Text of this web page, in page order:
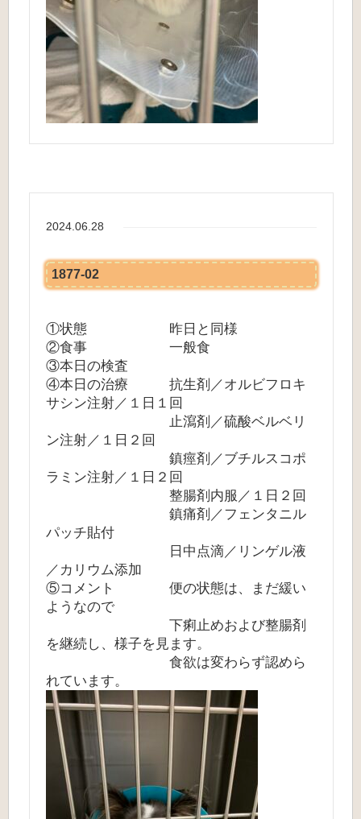
2024.06.28
1877-02
①状態 昨日と同様
②食事 一般食
③本日の検査
④本日の治療 抗生剤／オルビフロキ
サシン注射／１日１回
止瀉剤／硫酸ベルベリ
ン注射／１日２回
鎮痙剤／ブチルスコポ
ラミン注射／１日２回
整腸剤内服／１日２回
鎮痛剤／フェンタニル
パッチ貼付
日中点滴／リンゲル液
／カリウム添加
⑤コメント 便の状態は、まだ緩い
ようなので
下痢止めおよび整腸剤
を継続し、様子を見ます。
食欲は変わらず認めら
れています。